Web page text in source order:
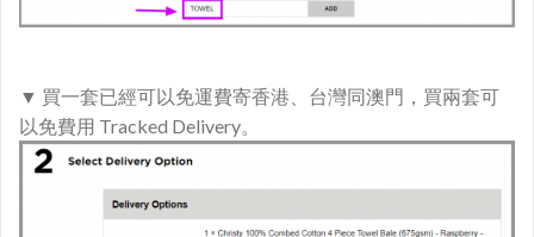
▼ 買一套已經可以免運費寄香港、台灣同澳門，買兩套可
以免費用 Tracked Delivery。